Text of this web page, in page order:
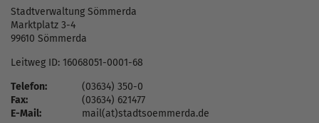
Stadtverwaltung Sömmerda
Marktplatz 3-4
99610 Sömmerda
Leitweg ID: 16068051-0001-68
Telefon:
(03634) 350-0
Fax:
(03634) 621477
E-Mail:
mail(at)stadtsoemmerda.de